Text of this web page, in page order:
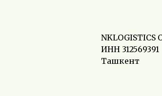
NKLOGISTICS
ИНН 312569391
Ташкент